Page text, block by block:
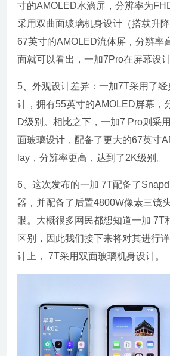
寸的AMOLED水滴屏，分辨率为
采用双曲面玻璃机身设计（搭载升
67英寸的AMOLED流体屏，分辨率
面就可以看出，一加7Pro在屏幕设
5、外观设计差异：一加7T采用了
计，拥有55英寸的AMOLED屏幕，
D级别。相比之下，一加7 Pro则采
面玻璃设计，配备了更大的67英寸
lay，分辨率更高，达到了2K级别。
6、这次发布的一加 7T配备了
器，并配备了后置4800W像素三镜
眼。大概很多网民都想知道一加 7T
区别，因此我们接下来将对其进行
计上， 7T采用双面玻璃机身设计。